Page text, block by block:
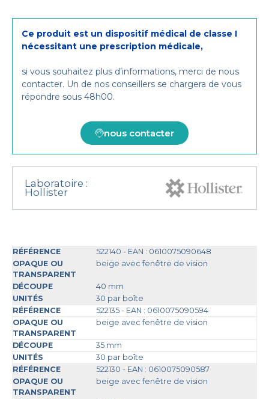
Ce produit est un dispositif médical de classe I
nécessitant une prescription médicale,
si vous souhaitez plus d’informations, merci de nous
contacter. Un de nos conseillers se chargera de vous
répondre sous 48h00.
nous contacter
Laboratoire :
Hollister
522140 - EAN : 0610075090648
beige avec fenêtre de vision
40 mm
30 par boîte
522135 - EAN : 0610075090594
beige avec fenêtre de vision
35 mm
30 par boîte
522130 - EAN : 0610075090587
beige avec fenêtre de vision